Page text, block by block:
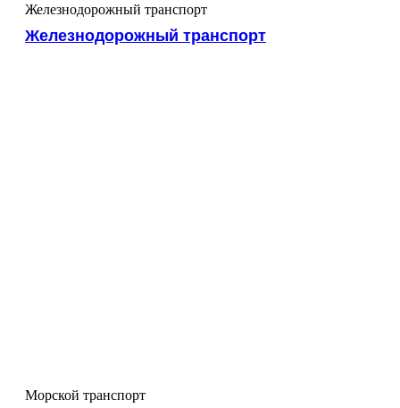
Железнодорожный транспорт
Железнодорожный транспорт
Морской транспорт